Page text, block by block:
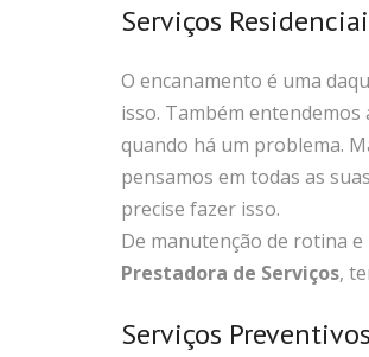
Serviços
O encanamento é uma
isso. Também
quando há um problema.
pensamos em todas as
precise fazer isso.
De manutenção de rotina
Prestadora de Serviços,
Serviços